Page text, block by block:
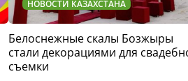
НОВОСТИ КАЗАХСТАНА
Белоснежные скалы Бозжыры
стали декорациями для
съемки